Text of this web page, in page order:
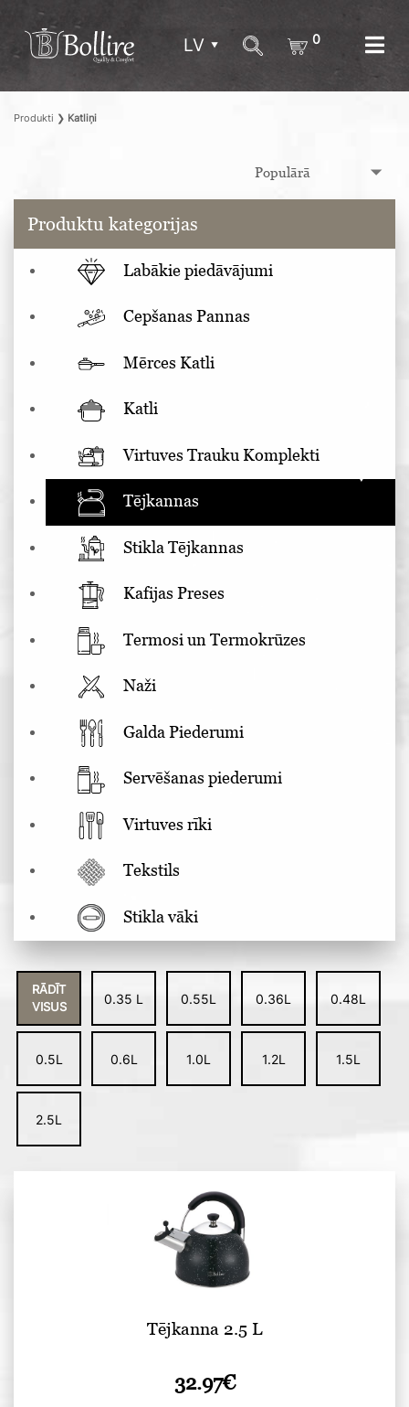
LV 0
Produkti ❯ Katliņi
Produktu kategorijas
Labākie piedāvājumi
Cepšanas Pannas
Mērces Katli
Katli
Virtuves Trauku Komplekti
Tējkannas
Stikla Tējkannas
Kafijas Preses
Termosi un Termokrūzes
Naži
Galda Piederumi
Servēšanas piederumi
Virtuves rīki
Tekstils
Stikla vāki
RĀDĪT
VISUS
0.35 L 0.55L 0.36L 0.48L
0.5L 0.6L 1.0L 1.2L 1.5L
2.5L
Tējkanna 2.5 L
32.97€